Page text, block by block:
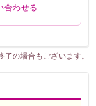
合わせる
の場合もございます。